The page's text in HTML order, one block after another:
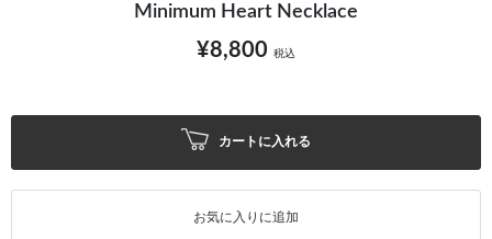
Minimum Heart Necklace
¥8,800 税込
カートに入れる
お気に入りに追加